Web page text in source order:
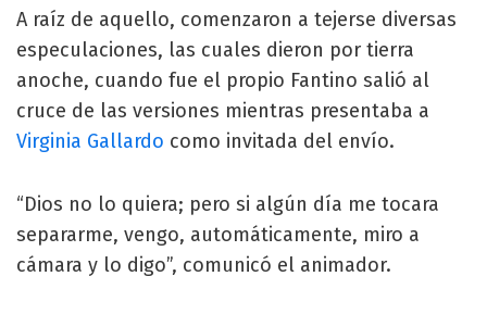
A raíz de aquello, comenzaron a tejerse diversas
especulaciones, las cuales dieron por tierra
anoche, cuando fue el propio Fantino salió al
cruce de las versiones mientras presentaba a
Virginia Gallardo como invitada del envío.
“Dios no lo quiera; pero si algún día me tocara
separarme, vengo, automáticamente, miro a
cámara y lo digo”, comunicó el animador.